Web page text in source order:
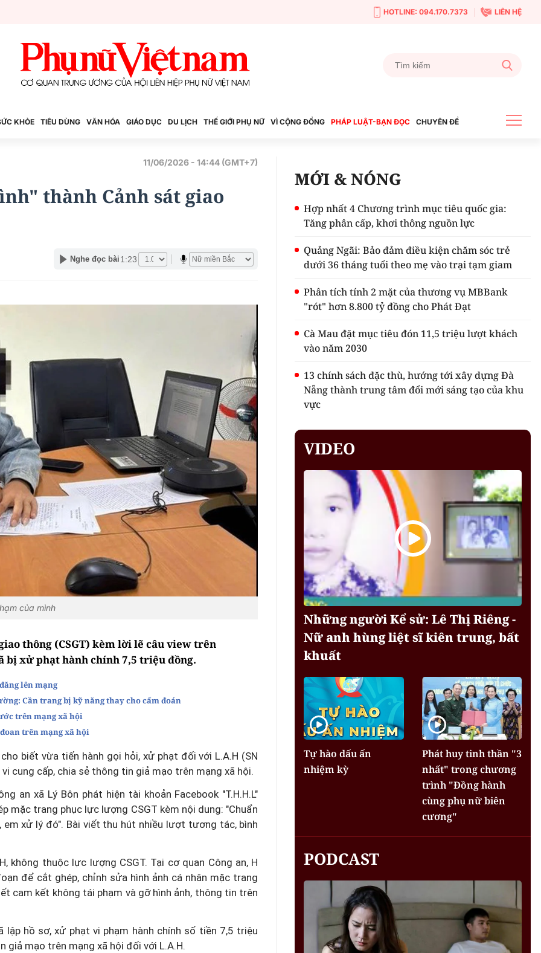
HOTLINE: 094.170.7373 LIÊN HỆ
KHỎE TIÊU DÙNG VĂN HÓA GIÁO DỤC DU LỊCH THẾ GIỚI PHỤ NỮ VÌ CỘNG ĐỒNG PHÁP LUẬT-BẠN ĐỌC CHUYÊN ĐỀ
11/06/2026 - 14:44 (GMT+7)
thành Cảnh sát giao
Nghe đọc bài 1:23
của mình
thông (CSGT) kèm lời lẽ câu view trên
bị xử phạt hành chính 7,5 triệu đồng.
lên mạng
Cần trang bị kỹ năng thay cho cấm đoán
trên mạng xã hội
trên mạng xã hội
biết vừa tiến hành gọi hỏi, xử phạt đối với L.A.H (SN
cung cấp, chia sẻ thông tin giả mạo trên mạng xã hội.
an xã Lý Bôn phát hiện tài khoản Facebook "T.H.H.L"
mặc trang phục lực lượng CSGT kèm nội dung: "Chuẩn
xử lý đó". Bài viết thu hút nhiều lượt tương tác, bình
không thuộc lực lượng CSGT. Tại cơ quan Công an, H
để cắt ghép, chỉnh sửa hình ảnh cá nhân mặc trang
cam kết không tái phạm và gỡ hình ảnh, thông tin trên
lập hồ sơ, xử phạt vi phạm hành chính số tiền 7,5 triệu
giả mạo trên mạng xã hội đối với L.A.H.
MỚI & NÓNG
Hợp nhất 4 Chương trình mục tiêu quốc gia:
Tăng phân cấp, khơi thông nguồn lực
Quảng Ngãi: Bảo đảm điều kiện chăm sóc trẻ
dưới 36 tháng tuổi theo mẹ vào trại tạm giam
Phân tích tính 2 mặt của thương vụ MBBank
"rót" hơn 8.800 tỷ đồng cho Phát Đạt
Cà Mau đặt mục tiêu đón 11,5 triệu lượt khách
vào năm 2030
13 chính sách đặc thù, hướng tới xây dựng Đà
Nẵng thành trung tâm đổi mới sáng tạo của khu
vực
VIDEO
Những người Kể sử: Lê Thị Riêng -
Nữ anh hùng liệt sĩ kiên trung, bất
khuất
Tự hào dấu ấn
nhiệm kỳ
Phát huy tinh thần "3
nhất" trong chương
trình "Đồng hành
cùng phụ nữ biên
cương"
PODCAST